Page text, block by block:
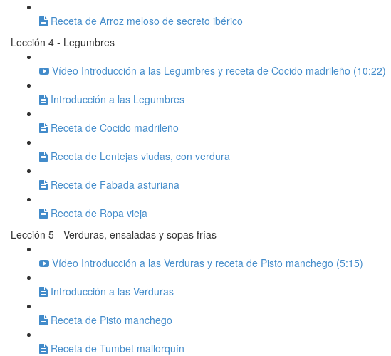
Receta de Arroz meloso de secreto ibérico
Lección 4 - Legumbres
Vídeo Introducción a las Legumbres y receta de Cocido madrileño (10:22)
Introducción a las Legumbres
Receta de Cocido madrileño
Receta de Lentejas viudas, con verdura
Receta de Fabada asturiana
Receta de Ropa vieja
Lección 5 - Verduras, ensaladas y sopas frías
Vídeo Introducción a las Verduras y receta de Pisto manchego (5:15)
Introducción a las Verduras
Receta de Pisto manchego
Receta de Tumbet mallorquín